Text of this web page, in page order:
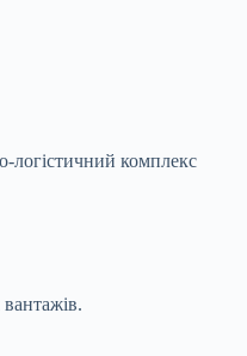
логістичний комплекс